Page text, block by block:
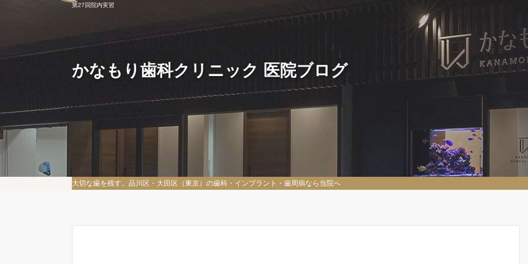
第27回院内実習
かなもり歯科クリニック 医院ブログ
大切な歯を残す。品川区・大田区（東京）の歯科・インプラント・歯周病なら当院へ